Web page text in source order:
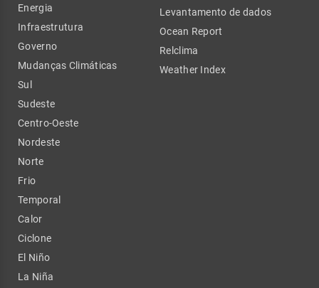
Energia
Infraestrutura
Governo
Mudanças Climáticas
Sul
Sudeste
Centro-Oeste
Nordeste
Norte
Frio
Temporal
Calor
Ciclone
El Niño
La Niña
Levantamento de dados
Ocean Report
Relclima
Weather Index